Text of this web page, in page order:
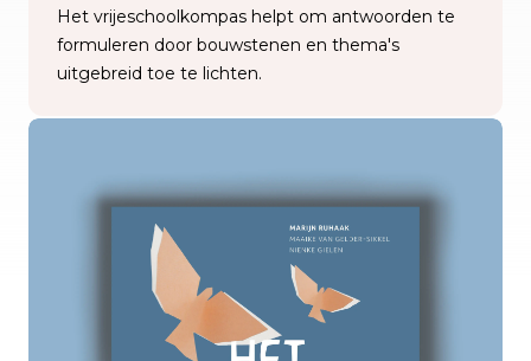
Het vrijeschoolkompas helpt om antwoorden te
formuleren door bouwstenen en thema's
uitgebreid toe te lichten.